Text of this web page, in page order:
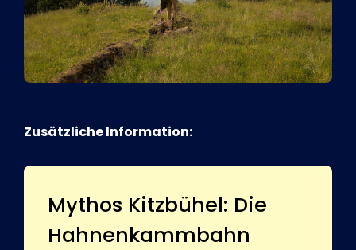
Zusätzliche Information:
Mythos Kitzbühel: Die
Hahnenkammbahn